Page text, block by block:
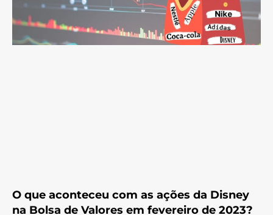
O que aconteceu com as ações da Disney
na Bolsa de Valores em fevereiro de 2023?